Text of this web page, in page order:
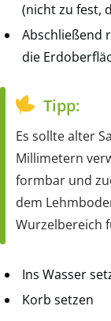
(nicht zu fest,
Abschließend
die
Tipp:
Es sollte alter
Millimetern
formbar und
dem
Wurzelbereich
Ins Wasser
Korb setzen